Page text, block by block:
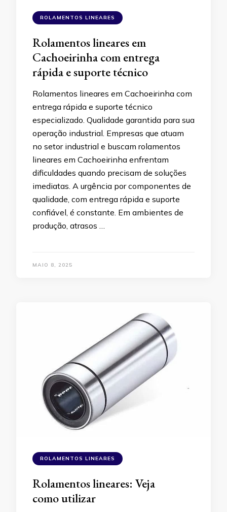
ROLAMENTOS LINEARES
Rolamentos lineares em
Cachoeirinha com entrega
rápida e suporte técnico
Rolamentos lineares em Cachoeirinha com
entrega rápida e suporte técnico
especializado. Qualidade garantida para sua
operação industrial. Empresas que atuam
no setor industrial e buscam rolamentos
lineares em Cachoeirinha enfrentam
dificuldades quando precisam de soluções
imediatas. A urgência por componentes de
qualidade, com entrega rápida e suporte
confiável, é constante. Em ambientes de
produção, atrasos …
MAIO 8, 2025
ROLAMENTOS LINEARES
Rolamentos lineares: Veja
como utilizar